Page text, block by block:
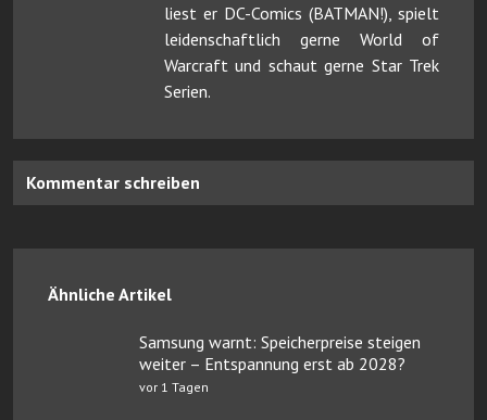
liest er DC-Comics (BATMAN!), spielt
leidenschaftlich gerne World of
Warcraft und schaut gerne Star Trek
Serien.
Kommentar schreiben
Ähnliche Artikel
Samsung warnt: Speicherpreise steigen
weiter – Entspannung erst ab 2028?
vor 1 Tagen